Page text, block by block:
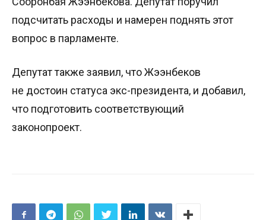
подсчитать расходы и намерен поднять этот
вопрос в парламенте.
Депутат также заявил, что Жээнбеков
не достоин статуса экс-президента, и добавил,
что подготовить соответствующий
законопроект.